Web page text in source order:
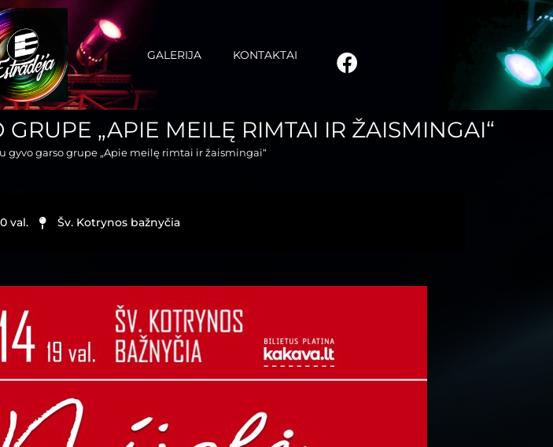
GALERIJA KONTAKTAI
„APIE MEILĘ RIMTAI IR ŽAISMINGAI“
gyvo garso grupe „Apie meilę rimtai ir žaismingai“
val. Šv. Kotrynos bažnyčia